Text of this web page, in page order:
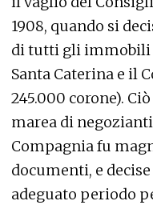
1908, quando si
di tutti gli immobili
Santa Caterina e il
245.000 corone).
marea di
Compagnia fu
documenti, e
adeguato periodo